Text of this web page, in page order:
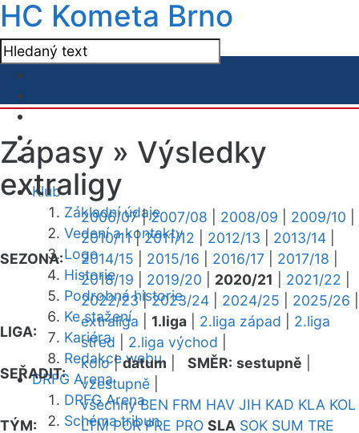
HC Kometa Brno
Klub
Základní údaje
Vedení a kontakty
Logo
Historie
Podrobná historie
Ke stažení
Kariéra
Redakce webu
DRFG Arena
DRFG Arena
Schéma tribun
Zápasy » Výsledky
extraligy
SEZONA:
2006/07|2007/08 2008/09 2009/10
2010/11|2011/12 2012/13 2013/14
2014/15
2015/16 2016/17 2017/18
2018/19
2019/20 2020/21 2021/22
2022/23|2023/24 2024/25 2025/26
LIGA:
extraliga 1.liga 2.liga západ
2.liga
střed
2.liga východ
SEŘADIT:
kolo|datum SMĚR: sestupně
vzestupně
TÝM:
všechny BEN FRM HAV JIH KAD KLA KOL
LTM POR PRE PRO SLA SOK SUM TRE